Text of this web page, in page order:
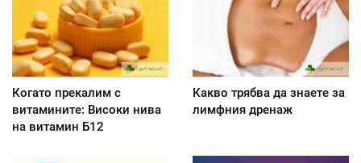
Когато прекалим с
витамините: Високи нива
на витамин Б12
Какво трябва да знаете за
лимфния дренаж